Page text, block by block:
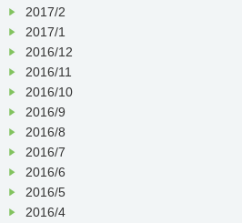
2017/2
2017/1
2016/12
2016/11
2016/10
2016/9
2016/8
2016/7
2016/6
2016/5
2016/4